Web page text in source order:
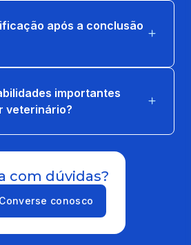
após a conclusão
importantes
veterinário?
com dúvidas?
Converse conosco